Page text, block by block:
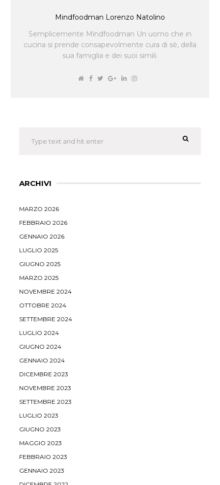
Mindfoodman Lorenzo Natolino
Semplicemente Mindfoodman Un uomo che in
cucina si prende consapevolmente cura di sè, della
sua famiglia e dei suoi simili.
ARCHIVI
MARZO 2026
FEBBRAIO 2026
GENNAIO 2026
LUGLIO 2025
GIUGNO 2025
MARZO 2025
NOVEMBRE 2024
OTTOBRE 2024
SETTEMBRE 2024
LUGLIO 2024
GIUGNO 2024
GENNAIO 2024
DICEMBRE 2023
NOVEMBRE 2023
SETTEMBRE 2023
LUGLIO 2023
GIUGNO 2023
MAGGIO 2023
FEBBRAIO 2023
GENNAIO 2023